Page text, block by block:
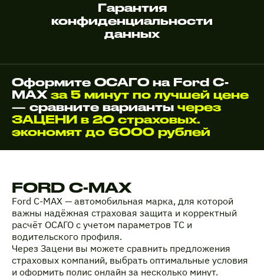
Гарантия
конфиденциальности
данных
Оформите ОСАГО на Ford C-
MAX за 5 минут по лучшей цене
— сравните варианты через
ЗАЦЕНИ в 20 страховых.
экономят до 6000 рублей
FORD C-MAX
Ford C-MAX — автомобильная марка, для которой
важны надёжная страховая защита и корректный
расчёт ОСАГО с учетом параметров ТС и
водительского профиля.
Через Зацени вы можете сравнить предложения
страховых компаний, выбрать оптимальные условия
и оформить полис онлайн за несколько минут.